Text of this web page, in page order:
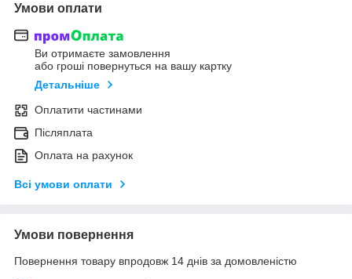
Умови оплати
Ви отримаєте замовлення
або гроші повернуться на вашу картку
Детальніше
Оплатити частинами
Післяплата
Оплата на рахунок
Всі умови оплати
Умови повернення
Повернення товару впродовж 14 днів за домовленістю